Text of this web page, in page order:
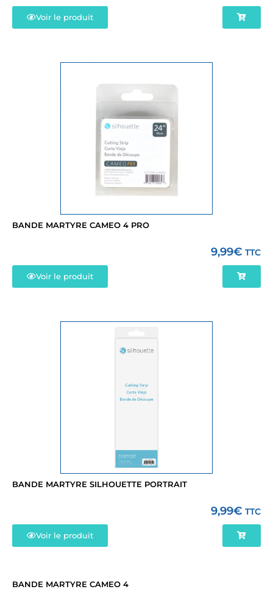
Voir le produit
BANDE MARTYRE CAMEO 4 PRO
9,99€ TTC
Voir le produit
BANDE MARTYRE SILHOUETTE PORTRAIT
9,99€ TTC
Voir le produit
BANDE MARTYRE CAMEO 4